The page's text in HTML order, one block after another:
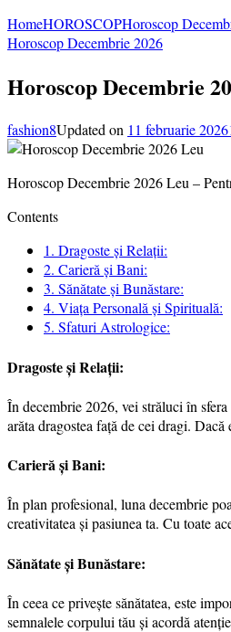
HomeHOROSCOPHoroscop
Horoscop Decembrie 2026
Horoscop Decembrie
fashion8Updated on 11 februarie 2026
Horoscop Decembrie 2026 Leu –
Contents
1. Dragoste și Relații:
2. Carieră și Bani:
3. Sănătate și Bunăstare:
4. Viața Personală și Spirituală:
5. Sfaturi Astrologice:
Dragoste și Relații:
În decembrie 2026, vei străluci în
arăta dragostea față de cei dragi.
Carieră și Bani:
În plan profesional, luna decembrie
creativitatea și pasiunea ta. Cu toate
Sănătate și Bunăstare:
În ceea ce privește sănătatea, este
semnalele corpului tău și acordă